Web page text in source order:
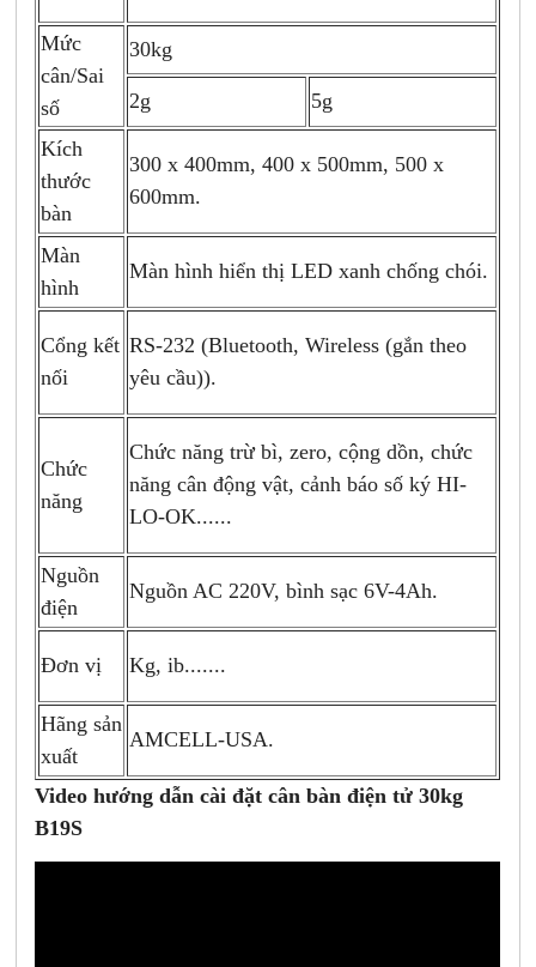
Mức
cân/Sai
số
30kg
2g
5g
Kích
thước
bàn
300 x 400mm, 400 x 500mm, 500 x
600mm.
Màn
hình
Màn hình hiển thị LED xanh chống chói.
Cổng kết
nối
RS-232 (Bluetooth, Wireless (gắn theo
yêu cầu)).
Chức
năng
Chức năng trừ bì, zero, cộng dồn, chức
năng cân động vật, cảnh báo số ký HI-
LO-OK......
Nguồn
điện
Nguồn AC 220V, bình sạc 6V-4Ah.
Đơn vị Kg, ib.......
Hãng sản
xuất
AMCELL-USA.
Video hướng dẫn cài đặt cân bàn điện tử 30kg
B19S